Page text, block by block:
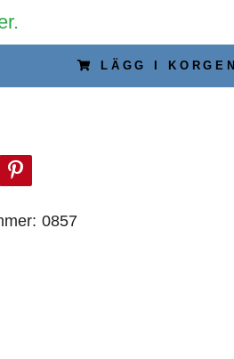
LÄGG I KORGEN
0857